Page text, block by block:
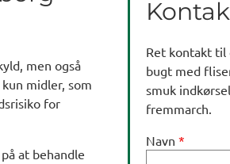
men også
midler, som
for
at behandle
Ret kontakt til
bugt med
smuk
fremmarch.
Navn *